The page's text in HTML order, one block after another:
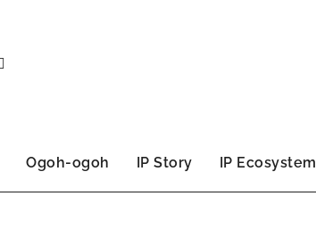
Ogoh-ogoh IP Story IP Ecosystem